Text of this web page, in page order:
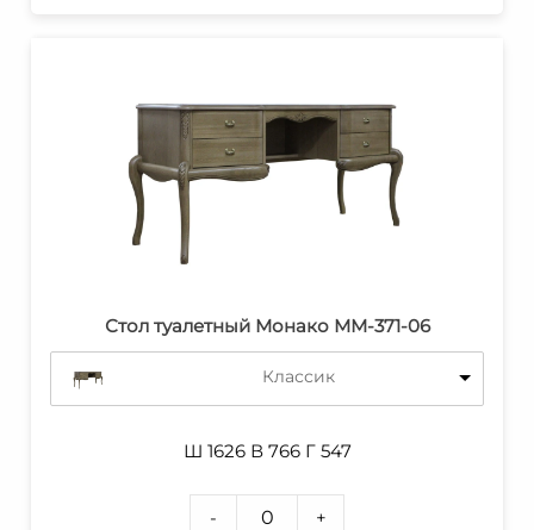
Стол туалетный Монако ММ-371-06
Классик
Ш 1626 В 766 Г 547
- +